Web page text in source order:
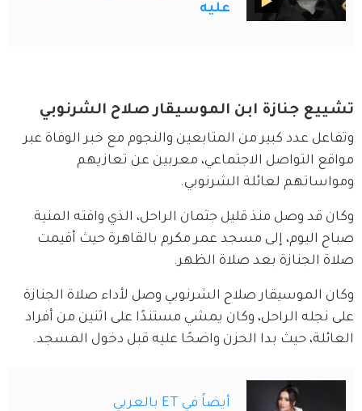
عليه
تشييع جنازة ابن الموسيقار صلاح الشرنوبي
وتفاعل عدد كبير من المتابعين والنجوم مع خبر الوفاة عبر
مواقع التواصل الاجتماعي، معربين عن تعازيهم
ومواساتهم لعائلة الشرنوبي.
وكان قد وصل منذ قليل جثمان الراحل، الذي وافته المنية
صباح اليوم، إلى مسجد عمر مكرم بالقاهرة حيث أقيمت
صلاة الجنازة بعد صلاة الظهر.
وكان الموسيقار صلاح الشرنوبي وصل لأداء صلاة الجنازة
على نجله الراحل، وكان يمشي مستندًا على اثنين من أفراد
العائلة، حيث بدا الحزن واضحًا عليه قبل دخول المسجد.
أيضاً في ET بالعربي